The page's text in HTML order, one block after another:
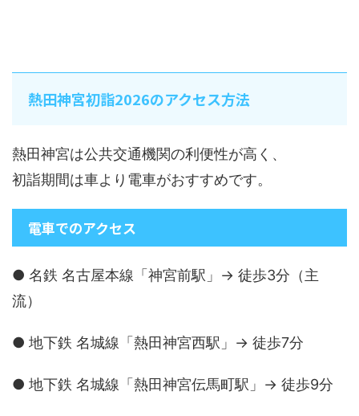
熱田神宮初詣2026のアクセス方法
熱田神宮は公共交通機関の利便性が高く、
初詣期間は車より電車がおすすめです。
電車でのアクセス
● 名鉄 名古屋本線「神宮前駅」→ 徒歩3分（主
流）
● 地下鉄 名城線「熱田神宮西駅」→ 徒歩7分
● 地下鉄 名城線「熱田神宮伝馬町駅」→ 徒歩9分